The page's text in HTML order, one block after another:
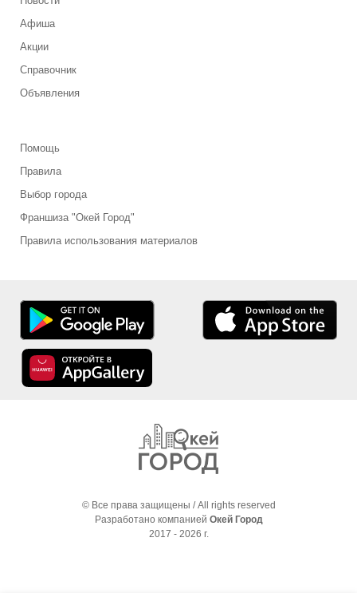
Афиша
Акции
Справочник
Объявления
Помощь
Правила
Выбор города
Франшиза "Окей Город"
Правила использования материалов
© Все права защищены / All rights reserved
Разработано компанией Окей Город
2017 - 2026 г.